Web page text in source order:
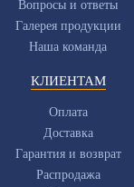
Вопросы и ответы
Галерея продукции
Наша команда
КЛИЕНТАМ
Оплата
Доставка
Гарантия и возврат
Распродажа